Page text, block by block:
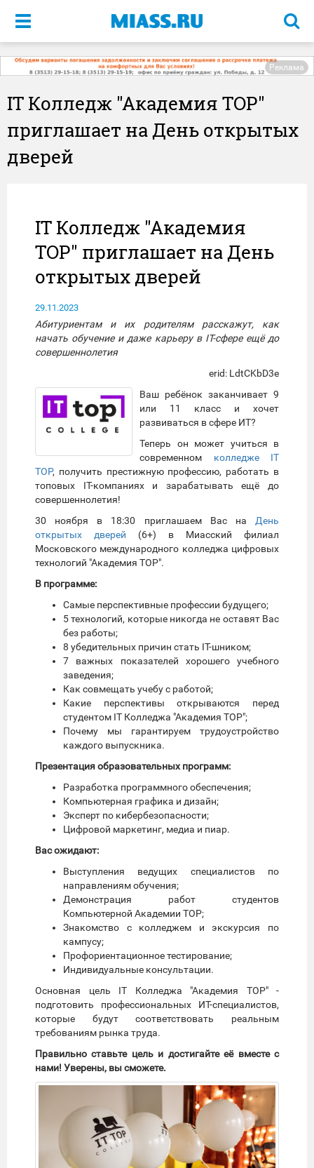
Меню
Реклама
IT Колледж "Академия TOP"
приглашает на День открытых
дверей
IT Колледж "Академия
TOP" приглашает на День
открытых дверей
29.11.2023
Абитуриентам и их родителям расскажут, как
начать обучение и даже карьеру в IT-сфере ещё до
совершеннолетия
erid: LdtCKbD3e
Ваш ребёнок заканчивает 9
или 11 класс и хочет
развиваться в сфере ИТ?
Теперь он может учиться в
современном колледже IT
ТОP, получить престижную профессию, работать в
топовых IT-компаниях и зарабатывать ещё до
совершеннолетия!
30 ноября в 18:30 приглашаем Вас на День
открытых дверей (6+) в Миасский филиал
Московского международного колледжа цифровых
технологий "Академия TOP".
В программе:
Самые перспективные профессии будущего;
5 технологий, которые никогда не оставят Вас
без работы;
8 убедительных причин стать IT-шником;
7 важных показателей хорошего учебного
заведения;
Как совмещать учебу с работой;
Какие перспективы открываются перед
студентом IT Колледжа "Академия TOP";
Почему мы гарантируем трудоустройство
каждого выпускника.
Презентация образовательных программ:
Разработка программного обеспечения;
Компьютерная графика и дизайн;
Эксперт по кибербезопасности;
Цифровой маркетинг, медиа и пиар.
Вас ожидают:
Выступления ведущих специалистов по
направлениям обучения;
Демонстрация работ студентов
Компьютерной Академии TOP;
Знакомство с колледжем и экскурсия по
кампусу;
Профориентационное тестирование;
Индивидуальные консультации.
Основная цель IT Колледжа "Академия TOP" -
подготовить профессиональных ИТ-специалистов,
которые будут соответствовать реальным
требованиям рынка труда.
Правильно ставьте цель и достигайте её вместе с
нами! Уверены, вы сможете.